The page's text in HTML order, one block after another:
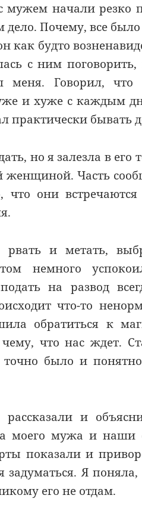
начали резко
дело. Почему, все
как будто
с ним поговорить,
меня. Говорил,
и хуже с каждым
практически бывать
но я залезла в его
женщиной. Часть
что они
рвать и метать,
немного
на развод
что-то
обратиться к
что нас ждет.
точно было и
и
моего мужа и наши
показали и
задуматься. Я поняла,
его не отдам.